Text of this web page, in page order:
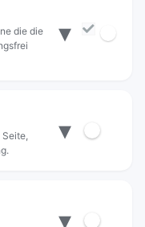
die die
▾
Seite,
▾
▾